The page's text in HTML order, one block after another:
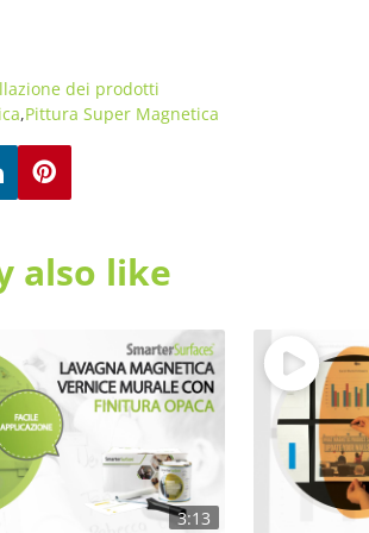
dei prodotti
,Pittura Super Magnetica
also like
3:13